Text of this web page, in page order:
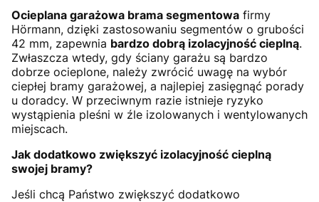
Ocieplana garażowa brama segmentowa firmy
Hörmann, dzięki zastosowaniu segmentów o grubości
42 mm, zapewnia bardzo dobrą izolacyjność cieplną.
Zwłaszcza wtedy, gdy ściany garażu są bardzo
dobrze ocieplone, należy zwrócić uwagę na wybór
ciepłej bramy garażowej, a najlepiej zasięgnąć porady
u doradcy. W przeciwnym razie istnieje ryzyko
wystąpienia pleśni w źle izolowanych i wentylowanych
miejscach.
Jak dodatkowo zwiększyć izolacyjność cieplną
swojej bramy?
Jeśli chcą Państwo zwiększyć dodatkowo